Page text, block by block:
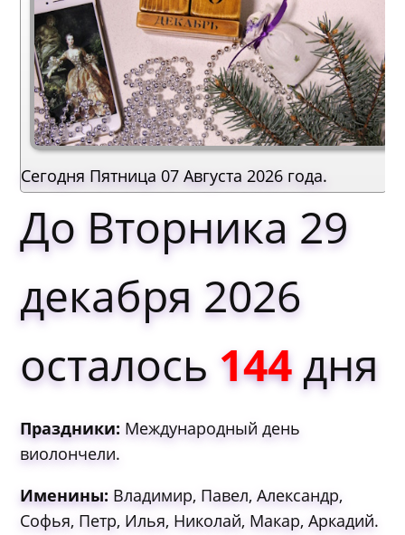
Сегодня Пятница 07 Августа 2026 года.
До Вторника 29
декабря 2026
осталось 144дня
Праздники: Международный день
виолончели.
Именины: Владимир, Павел, Александр,
Софья, Петр, Илья, Николай, Макар, Аркадий.